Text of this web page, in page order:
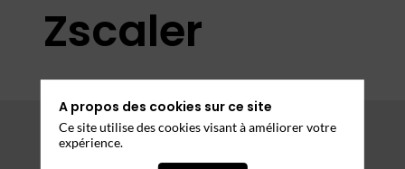
Zscaler
A propos des cookies sur ce site
Ce site utilise des cookies visant à améliorer votre
expérience.